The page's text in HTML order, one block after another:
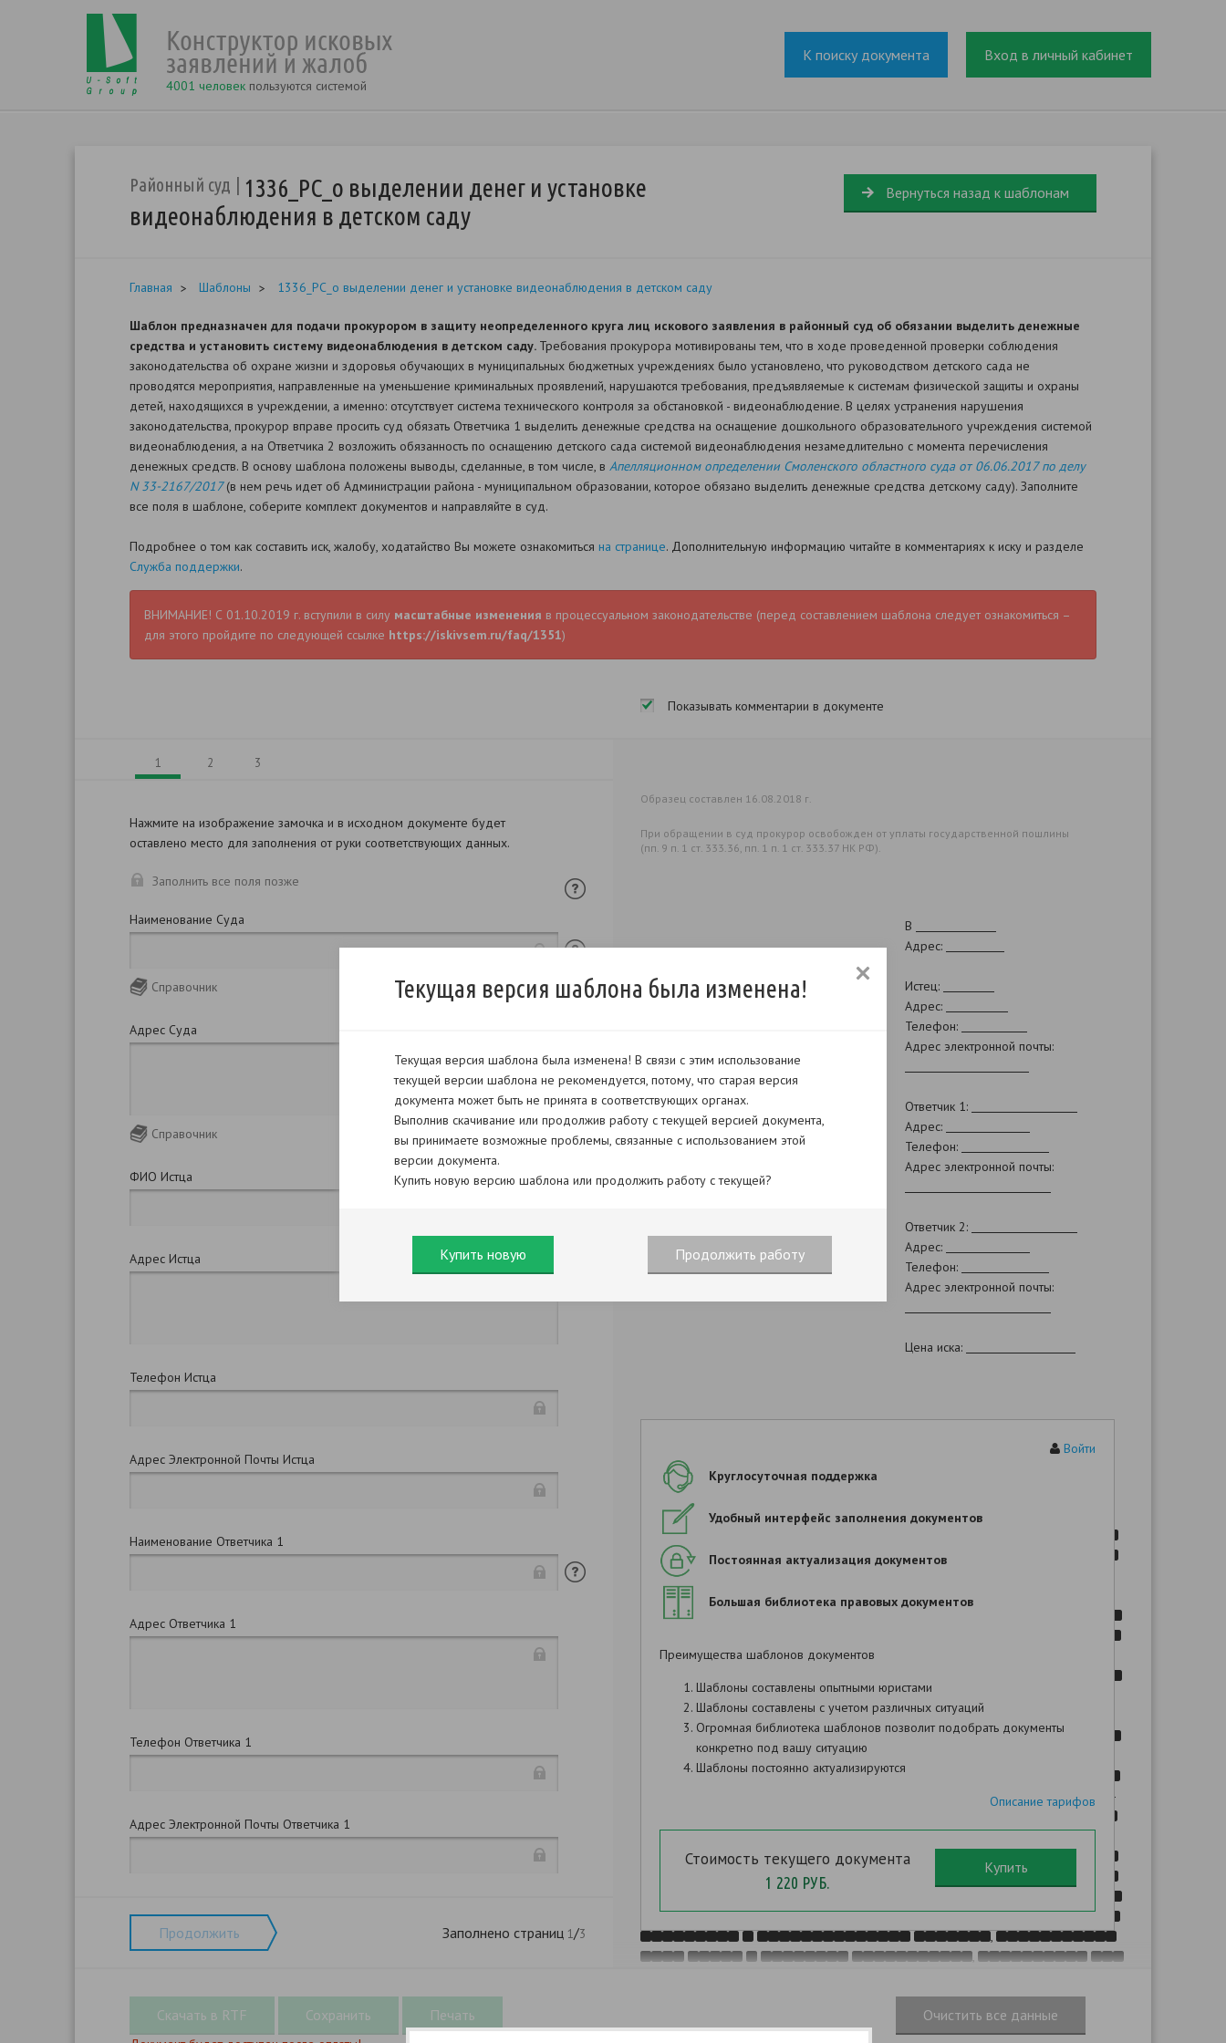
4001 человек пользуются системой
К поиску документа Вход в личный кабинет
Текущая версия шаблона была изменена!
Текущая версия шаблона была изменена! В связи с этим использование
текущей версии шаблона не рекомендуется, потому, что старая версия
документа может быть не принята в соответствующих органах.
Выполнив скачивание или продолжив работу с текущей версией документа,
вы принимаете возможные проблемы, связанные с использованием этой
версии документа.
Купить новую версию шаблона или продолжить работу с текущей?
Продолжить работу
Купить новую
Вернуться назад к шаблонам
Районный суд
1336_РС_о выделении денег и установке
видеонаблюдения в детском саду
Главная Шаблоны 1336_РС_о выделении денег и установке видеонаблюдения в детском саду
Шаблон предназначен для подачи прокурором в защиту неопределенного круга лиц искового заявления в районный суд об обязании выделить денежные
средства и установить систему видеонаблюдения в детском саду. Требования прокурора мотивированы тем, что в ходе проведенной проверки соблюдения
законодательства об охране жизни и здоровья обучающих в муниципальных бюджетных учреждениях было установлено, что руководством детского сада не
проводятся мероприятия, направленные на уменьшение криминальных проявлений, нарушаются требования, предъявляемые к системам физической защиты и охраны
детей, находящихся в учреждении, а именно: отсутствует система технического контроля за обстановкой - видеонаблюдение. В целях устранения нарушения
законодательства, прокурор вправе просить суд обязать Ответчика 1 выделить денежные средства на оснащение дошкольного образовательного учреждения системой
видеонаблюдения, а на Ответчика 2 возложить обязанность по оснащению детского сада системой видеонаблюдения незамедлительно с момента перечисления
денежных средств. В основу шаблона положены выводы, сделанные, в том числе, в Апелляционном определении Смоленского областного суда от 06.06.2017 по делу
N 33-2167/2017 (в нем речь идет об Администрации района - муниципальном образовании, которое обязано выделить денежные средства детскому саду). Заполните
все поля в шаблоне, соберите комплект документов и направляйте в суд.
Подробнее о том как составить иск, жалобу, ходатайство Вы можете ознакомиться на странице. Дополнительную информацию читайте в комментариях к иску и разделе
Служба поддержки.
ВНИМАНИЕ! С 01.10.2019 г. вступили в силу масштабные изменения в процессуальном законодательстве (перед составлением шаблона следует ознакомиться –
для этого пройдите по следующей ссылке https://iskivsem.ru/faq/1351)
Показывать комментарии в документе
1 2 3
Нажмите на изображение замочка и в исходном документе будет
оставлено место для заполнения от руки соответствующих данных.
Заполнить все поля позже
Наименование Суда
Справочник
Адрес Суда
Справочник
ФИО Истца
Адрес Истца
Телефон Истца
Адрес Электронной Почты Истца
Наименование Ответчика 1
Адрес Ответчика 1
Телефон Ответчика 1
Адрес Электронной Почты Ответчика 1
Продолжить Заполнено страниц 1/3
Образец составлен 16.08.2018 г.
При обращении в суд прокурор освобожден от уплаты государственной пошлины
(пп. 9 п. 1 ст. 333.36, пп. 1 п. 1 ст. 333.37 НК РФ).
В
Адрес:
Истец:
Адрес:
Телефон:
Адрес электронной почты:
Ответчик 1:
Адрес:
Телефон:
Адрес электронной почты:
Ответчик 2:
Адрес:
Телефон:
Адрес электронной почты:
Цена иска:
Продолжить заполнение шаблона Вы сможете после оплаты!
,
:
-
29.12.2012 N 273-
,
,
,
,
30.12.2009 N 384-
"
",
Войти
Круглосуточная поддержка
Удобный интерфейс заполнения документов
Постоянная актуализация документов
Большая библиотека правовых документов
Преимущества шаблонов документов
Шаблоны составлены опытными юристами
Шаблоны составлены с учетом различных ситуаций
Огромная библиотека шаблонов позволит подобрать документы
конкретно под вашу ситуацию
Шаблоны постоянно актуализируются
Описание тарифов
Стоимость текущего документа
1 220 РУБ.